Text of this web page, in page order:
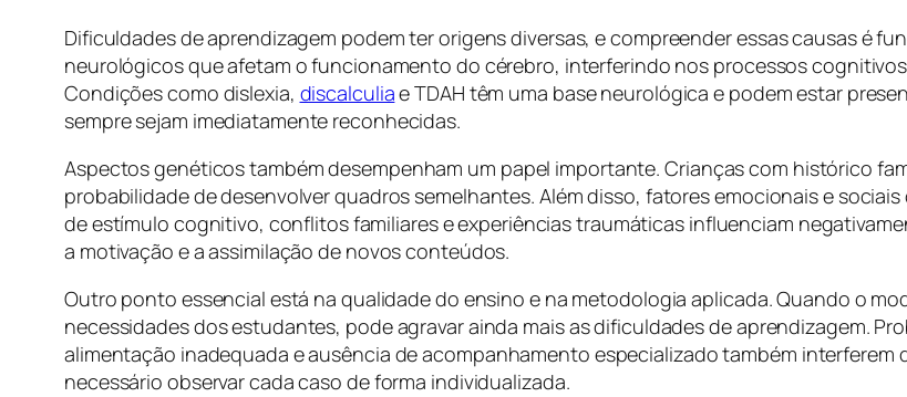
Dificuldades de aprendizagem podem ter origens diversas, e compreender essas causas é
neurológicos que afetam o funcionamento do cérebro, interferindo nos processos
Condições como dislexia, discalculiae TDAH têm uma base neurológica e podem estar
sempre sejam imediatamente reconhecidas.
Aspectos genéticos também desempenham um papel importante. Crianças com histórico
probabilidade de desenvolver quadros semelhantes. Além disso, fatores emocionais e
de estímulo cognitivo, conflitos familiares e experiências traumáticas influenciam
a motivação e a assimilação de novos conteúdos.
Outro ponto essencial está na qualidade do ensino e na metodologia aplicada. Quando o
necessidades dos estudantes, pode agravar ainda mais as dificuldades de aprendizagem.
alimentação inadequada e ausência de acompanhamento especializado também
necessário observar cada caso de forma individualizada.